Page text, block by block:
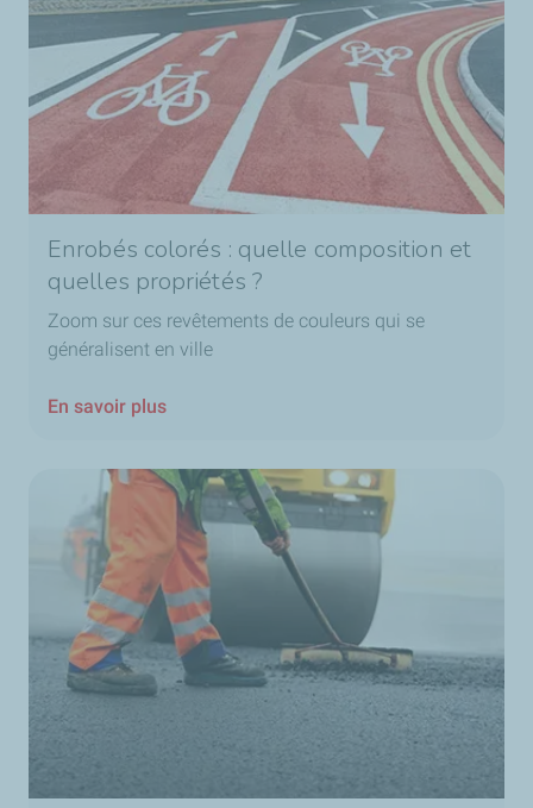
Enrobés colorés : quelle composition et
quelles propriétés ?
Zoom sur ces revêtements de couleurs qui se
généralisent en ville
En savoir plus